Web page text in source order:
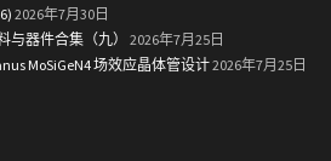
2026年7月30日
与器件合集（九）
2026年7月25日
MoSiGeN4 场效应晶体管设计2026年7月25日